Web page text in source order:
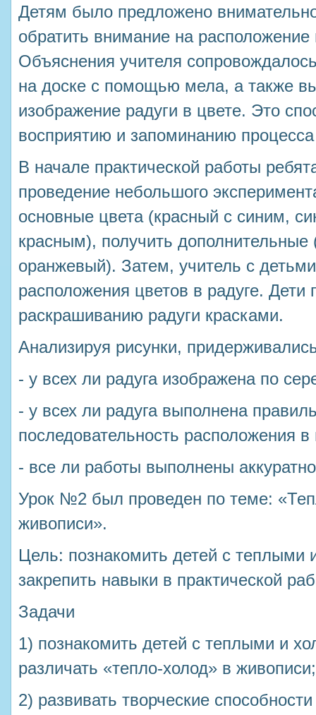
Детям было предложено
обратить внимание на
Объяснения учителя
на доске с помощью мела, а также
изображение радуги в цвете. Это
восприятию и запоминанию
В начале практической работы
проведение небольшого
основные цвета (красный с синим,
красным), получить
оранжевый). Затем, учитель с
расположения цветов в радуге. Дети
раскрашиванию радуги красками.
Анализируя рисунки,
- у всех ли радуга изображена по
- у всех ли радуга выполнена
последовательность расположения в
- все ли работы выполнены
Урок №2 был проведен по теме:
живописи».
Цель: познакомить детей с теплыми
закрепить навыки в практической
Задачи
1) познакомить детей с теплыми и
различать «тепло-холод» в живописи;
2) развивать творческие